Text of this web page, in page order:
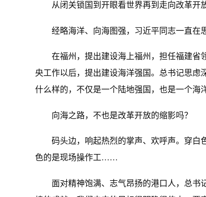
从闭关锁国到开眼看世界再到走向改革开
经略海洋、向海图强，习近平同志一直在
在福州，提出建设海上福州，担任福建省
央工作以后，提出建设海洋强国。总书记思虑
什么样的，不仅是一个陆地强国，也是一个海
向海之路，不也是改革开放的缩影吗？
码头边，响起热烈的掌声、欢呼声。穿白
色的是现场操作工……
面对精神饱满、志气昂扬的港口人，总书